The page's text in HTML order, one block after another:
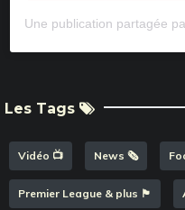
Une publication partagée
Les Tags
Vidéo 📺 News 🗞️
Premier League & plus 🏴󠁧󠁢󠁥󠁮󠁧󠁿